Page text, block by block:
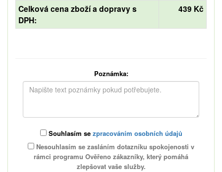
Celková cena zboží a dopravy s
DPH:
439 Kč
Poznámka:
Souhlasím se zpracováním osobních údajů
Nesouhlasím se zasláním dotazníku spokojenosti v
rámci programu Ověřeno zákazníky, který pomáhá
zlepšovat vaše služby.